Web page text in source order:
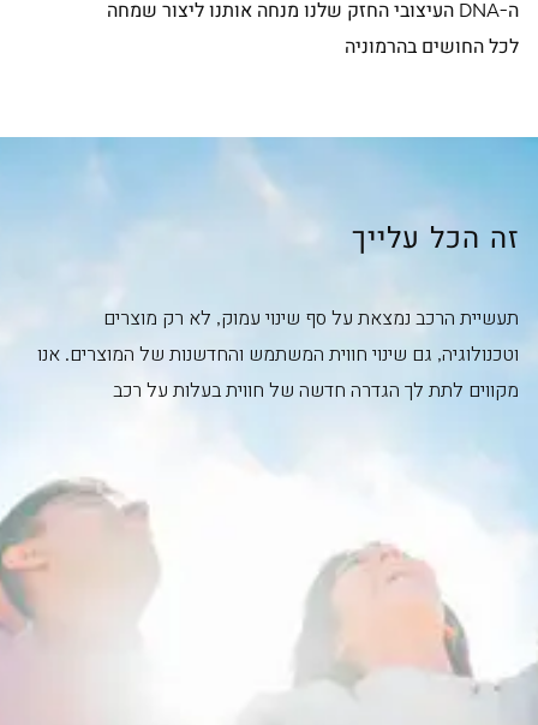
ה-DNA העיצובי החזק שלנו מנחה אותנו ליצור שמחה
לכל החושים בהרמוניה
זה הכל עלייך
תעשיית הרכב נמצאת על סף שינוי עמוק, לא רק מוצרים
וטכנולוגיה, גם שינוי חווית המשתמש והחדשנות של המוצרים. אנו
מקווים לתת לך הגדרה חדשה של חווית בעלות על רכב